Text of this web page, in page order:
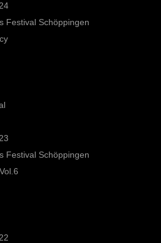
Festival Schöppingen
Festival Schöppingen